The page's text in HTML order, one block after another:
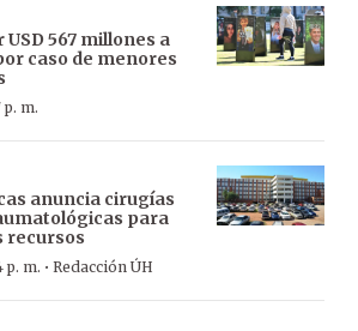
567 millones a
caso de menores
p. m.
anuncia cirugías
para
recursos
p. m. · Redacción ÚH